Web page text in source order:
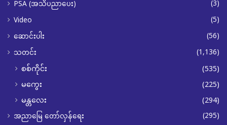
PSA (အသိပညာပေး)
(3)
Video
(5)
ဆောင်းပါး
(56)
သတင်း
(1,136)
စစ်ကိုင်း
(535)
မကွေး
(225)
မန္တလေး
(294)
အညာမြေ တော်လှန်ရေး (295)